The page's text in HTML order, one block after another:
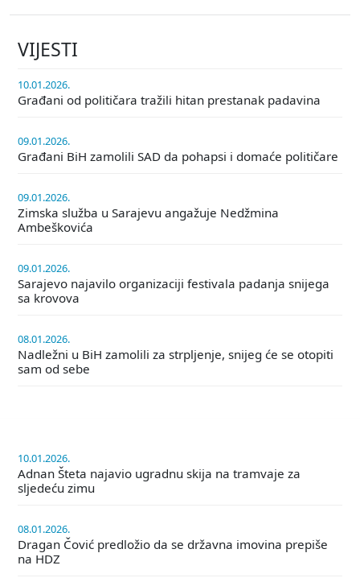
VIJESTI
10.01.2026.
Građani od političara tražili hitan prestanak padavina
09.01.2026.
Građani BiH zamolili SAD da pohapsi i domaće političare
09.01.2026.
Zimska služba u Sarajevu angažuje Nedžmina
Ambeškovića
09.01.2026.
Sarajevo najavilo organizaciji festivala padanja snijega
sa krovova
08.01.2026.
Nadležni u BiH zamolili za strpljenje, snijeg će se otopiti
sam od sebe
10.01.2026.
Adnan Šteta najavio ugradnu skija na tramvaje za
sljedeću zimu
08.01.2026.
Dragan Čović predložio da se državna imovina prepiše
na HDZ